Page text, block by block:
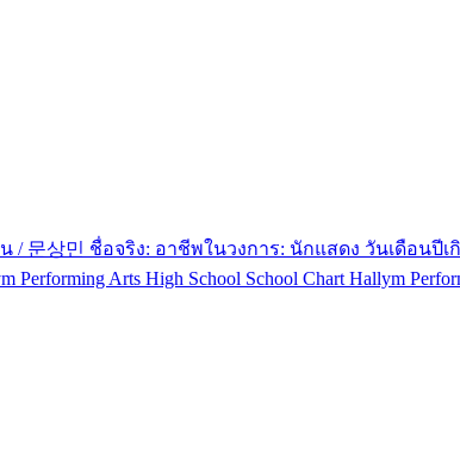
/ 문상민 ชื่อจริง: อาชีพในวงการ: นักแสดง วันเดือนปี
Arts High School School Chart Hallym